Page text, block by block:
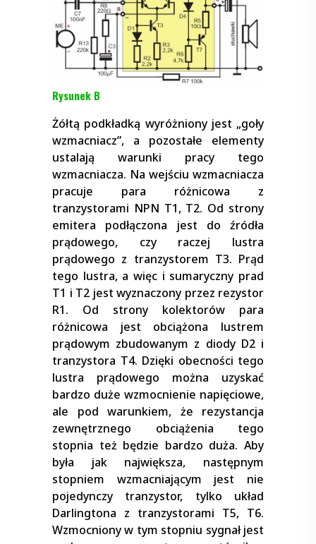
Rysunek B
Żółtą podkładką wyróżniony jest „goły
wzmacniacz”, a pozostałe elementy
ustalają warunki pracy tego
wzmacniacza. Na wejściu wzmacniacza
pracuje para różnicowa z
tranzystorami NPN T1, T2. Od strony
emitera podłączona jest do źródła
prądowego, czy raczej lustra
prądowego z tranzystorem T3. Prąd
tego lustra, a więc i sumaryczny prad
T1 i T2 jest wyznaczony przez rezystor
R1. Od strony kolektorów para
różnicowa jest obciążona lustrem
prądowym zbudowanym z diody D2 i
tranzystora T4. Dzięki obecności tego
lustra prądowego można uzyskać
bardzo duże wzmocnienie napięciowe,
ale pod warunkiem, że rezystancja
zewnętrznego obciążenia tego
stopnia też będzie bardzo duża. Aby
była jak największa, następnym
stopniem wzmacniającym jest nie
pojedynczy tranzystor, tylko układ
Darlingtona z tranzystorami T5, T6.
Wzmocniony w tym stopniu sygnał jest